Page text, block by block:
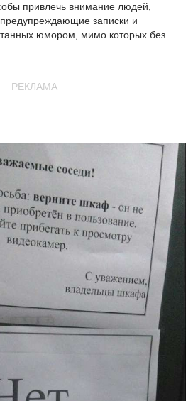
привлечь внимание людей,
записки и
юмором, мимо которых без
РЕКЛАМА